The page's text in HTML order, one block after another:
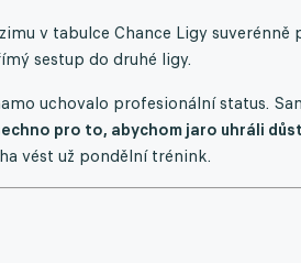
v tabulce Chance Ligy
sestup do druhé ligy.
uchovalo profesionální status.
pro to, abychom jaro uhráli
vést už pondělní trénink.